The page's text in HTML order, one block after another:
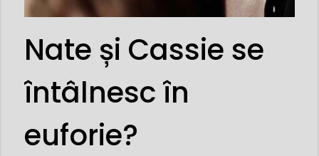
Nate și Cassie se
întâlnesc în
euforie?